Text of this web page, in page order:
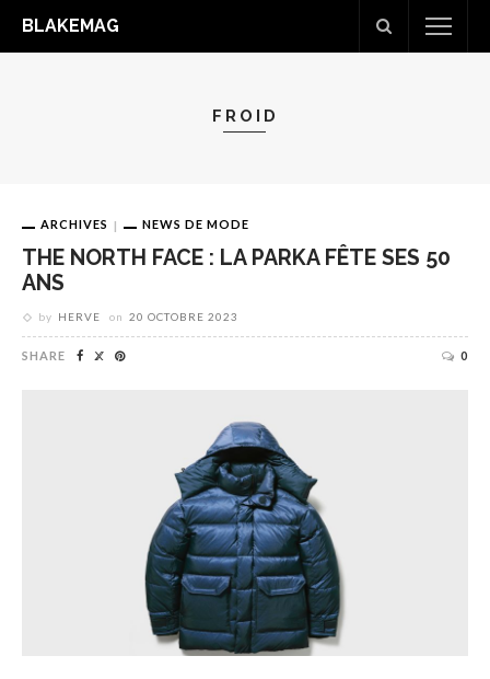
BLAKEMAG
FROID
ARCHIVES NEWS DE MODE
THE NORTH FACE : LA PARKA FÊTE SES 50
ANS
by HERVE on 20 OCTOBRE 2023
SHARE 0